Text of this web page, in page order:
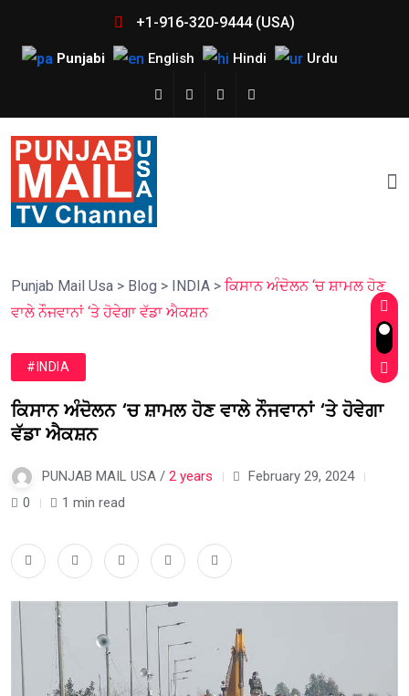
+1-916-320-9444 (USA)
Punjabi English Hindi Urdu
Punjab Mail Usa > Blog > INDIA > ਕਿਸਾਨ ਅੰਦੋਲਨ ‘ਚ ਸ਼ਾਮਲ ਹੋਣ
ਵਾਲੇ ਨੌਜਵਾਨਾਂ ‘ਤੇ ਹੋਵੇਗਾ ਵੱਡਾ ਐਕਸ਼ਨ
#INDIA
ਕਿਸਾਨ ਅੰਦੋਲਨ ‘ਚ ਸ਼ਾਮਲ ਹੋਣ ਵਾਲੇ ਨੌਜਵਾਨਾਂ ‘ਤੇ ਹੋਵੇਗਾ
ਵੱਡਾ ਐਕਸ਼ਨ
PUNJAB MAIL USA / 2 years
February 29, 2024
0
1 min read